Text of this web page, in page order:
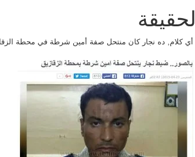
الحقيقة
أي كلام, ده نجار كان منتحل صفة أمين شرطة في محطة